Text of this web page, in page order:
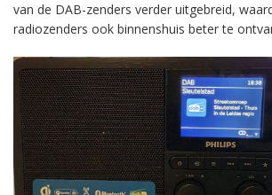
van de DAB-zenders verder uitgebreid,
radiozenders ook binnenshuis beter te